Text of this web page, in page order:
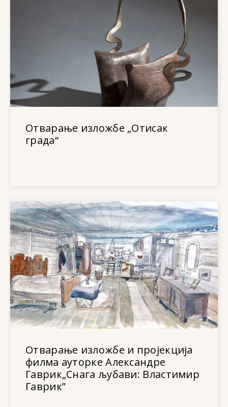
Отварање изложбе „Отисак
града“
Отварање изложбе и пројекција
филма ауторке Александре
Гаврик„Снага љубави: Властимир
Гаврик”